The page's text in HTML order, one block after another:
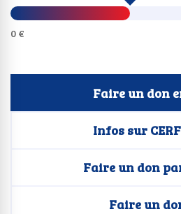
0 €
Faire un don
Infos sur
Faire un don
Faire un